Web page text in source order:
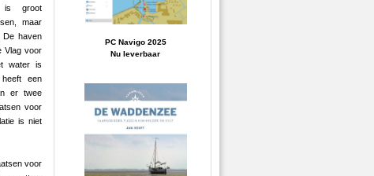
is groot
maar
De haven
Vlag voor
water is
een
er twee
voor
is niet
voor
PC Navigo 2025
Nu leverbaar